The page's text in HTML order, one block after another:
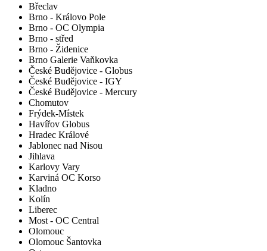
Břeclav
Brno - Královo Pole
Brno - OC Olympia
Brno - střed
Brno - Židenice
Brno Galerie Vaňkovka
České Budějovice - Globus
České Budějovice - IGY
České Budějovice - Mercury
Chomutov
Frýdek-Místek
Havířov Globus
Hradec Králové
Jablonec nad Nisou
Jihlava
Karlovy Vary
Karviná OC Korso
Kladno
Kolín
Liberec
Most - OC Central
Olomouc
Olomouc Šantovka